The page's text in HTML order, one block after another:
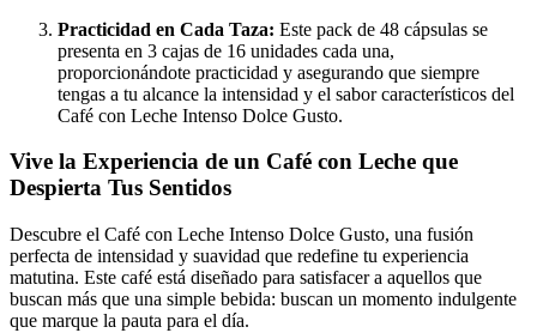
Practicidad en Cada Taza: Este pack de 48 cápsulas se
presenta en 3 cajas de 16 unidades cada una,
proporcionándote practicidad y asegurando que siempre
tengas a tu alcance la intensidad y el sabor característicos del
Café con Leche Intenso Dolce Gusto.
Vive la Experiencia de un Café con Leche que
Despierta Tus Sentidos
Descubre el Café con Leche Intenso Dolce Gusto, una fusión
perfecta de intensidad y suavidad que redefine tu experiencia
matutina. Este café está diseñado para satisfacer a aquellos que
buscan más que una simple bebida: buscan un momento indulgente
que marque la pauta para el día.